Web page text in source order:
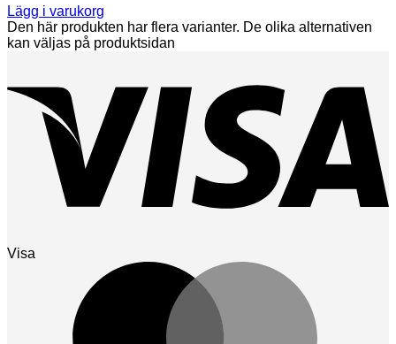
Lägg i varukorg
Den här produkten har flera varianter. De olika alternativen
kan väljas på produktsidan
Visa